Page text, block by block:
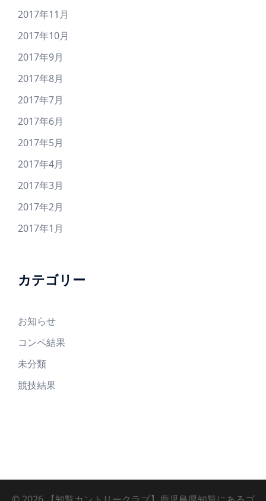
2017年11月
2017年10月
2017年9月
2017年8月
2017年7月
2017年6月
2017年5月
2017年4月
2017年3月
2017年2月
2017年1月
カテゴリー
お知らせ
コンペ結果
未分類
競技結果